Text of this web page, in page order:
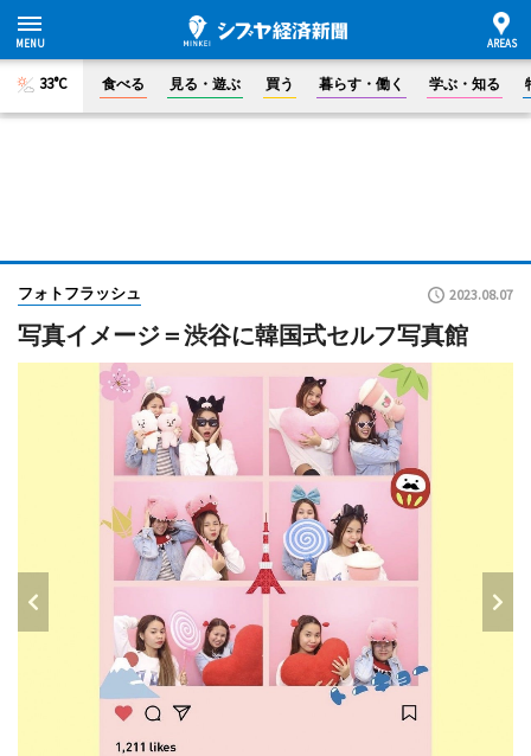
33°C 食べる 見る・遊ぶ 買う 暮らす・働く 学ぶ・知る
フォトフラッシュ 2023.08.07
写真イメージ＝渋谷に韓国式セルフ写真館